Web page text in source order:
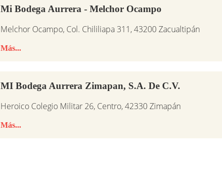
Mi Bodega Aurrera - Melchor Ocampo
Melchor Ocampo, Col. Chililiapa 311, 43200 Zacualtipán
Más...
MI Bodega Aurrera Zimapan, S.A. De C.V.
Heroico Colegio Militar 26, Centro, 42330 Zimapán
Más...